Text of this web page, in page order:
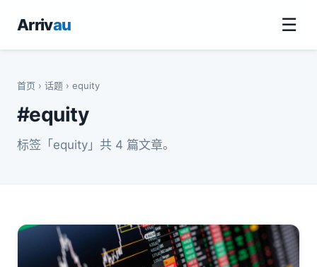
Arrivau ☰
首页 › 话题 › equity
#equity
标签「equity」共 4 篇文章。